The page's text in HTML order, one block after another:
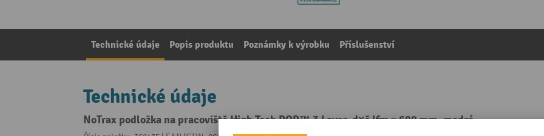
Technické údaje Popis produktu Poznámky k výrobku Příslušenství
Technické údaje
NoTrax podložka na pracoviště High Tech POP™ 3 Layer, d×š lfm x 600 mm, modrá